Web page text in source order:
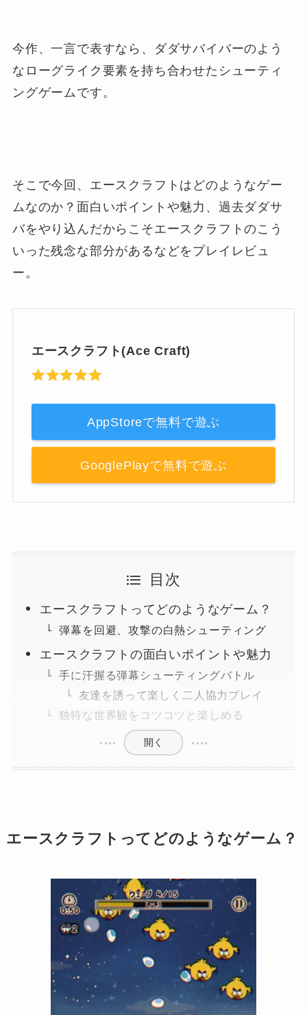
今作、一言で表すなら、ダダサバイバーのよう
なローグライク要素を持ち合わせたシューティ
ングゲームです。
そこで今回、エースクラフトはどのようなゲー
ムなのか？面白いポイントや魅力、過去ダダサ
バをやり込んだからこそエースクラフトのこう
いった残念な部分があるなどをプレイレビュ
ー。
エースクラフト(Ace Craft)
AppStoreで無料で遊ぶ
GooglePlayで無料で遊ぶ
目次
エースクラフトってどのようなゲーム？
弾幕を回避、攻撃の白熱シューティング
エースクラフトの面白いポイントや魅力
手に汗握る弾幕シューティングバトル
友達を誘って楽しく二人協力プレイ
独特な世界観をコツコツと楽しめる
開く
エースクラフトってどのようなゲーム？